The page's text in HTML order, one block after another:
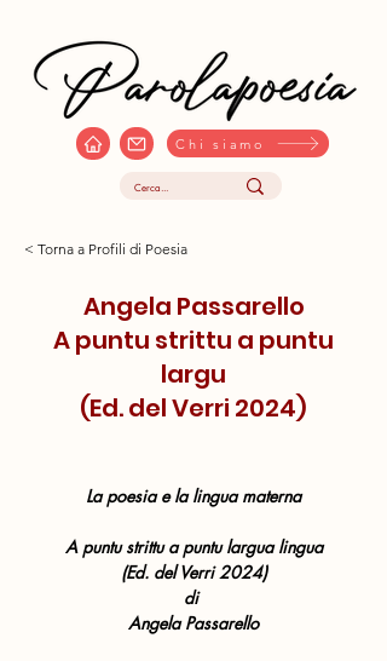
Chi siamo
< Torna a Profili di Poesia
Angela Passarello
A puntu strittu a puntu
largu
(Ed. del Verri 2024)
La poesia e la lingua materna
A puntu strittu a puntu largua lingua
(Ed. del Verri 2024)
di
Angela Passarello